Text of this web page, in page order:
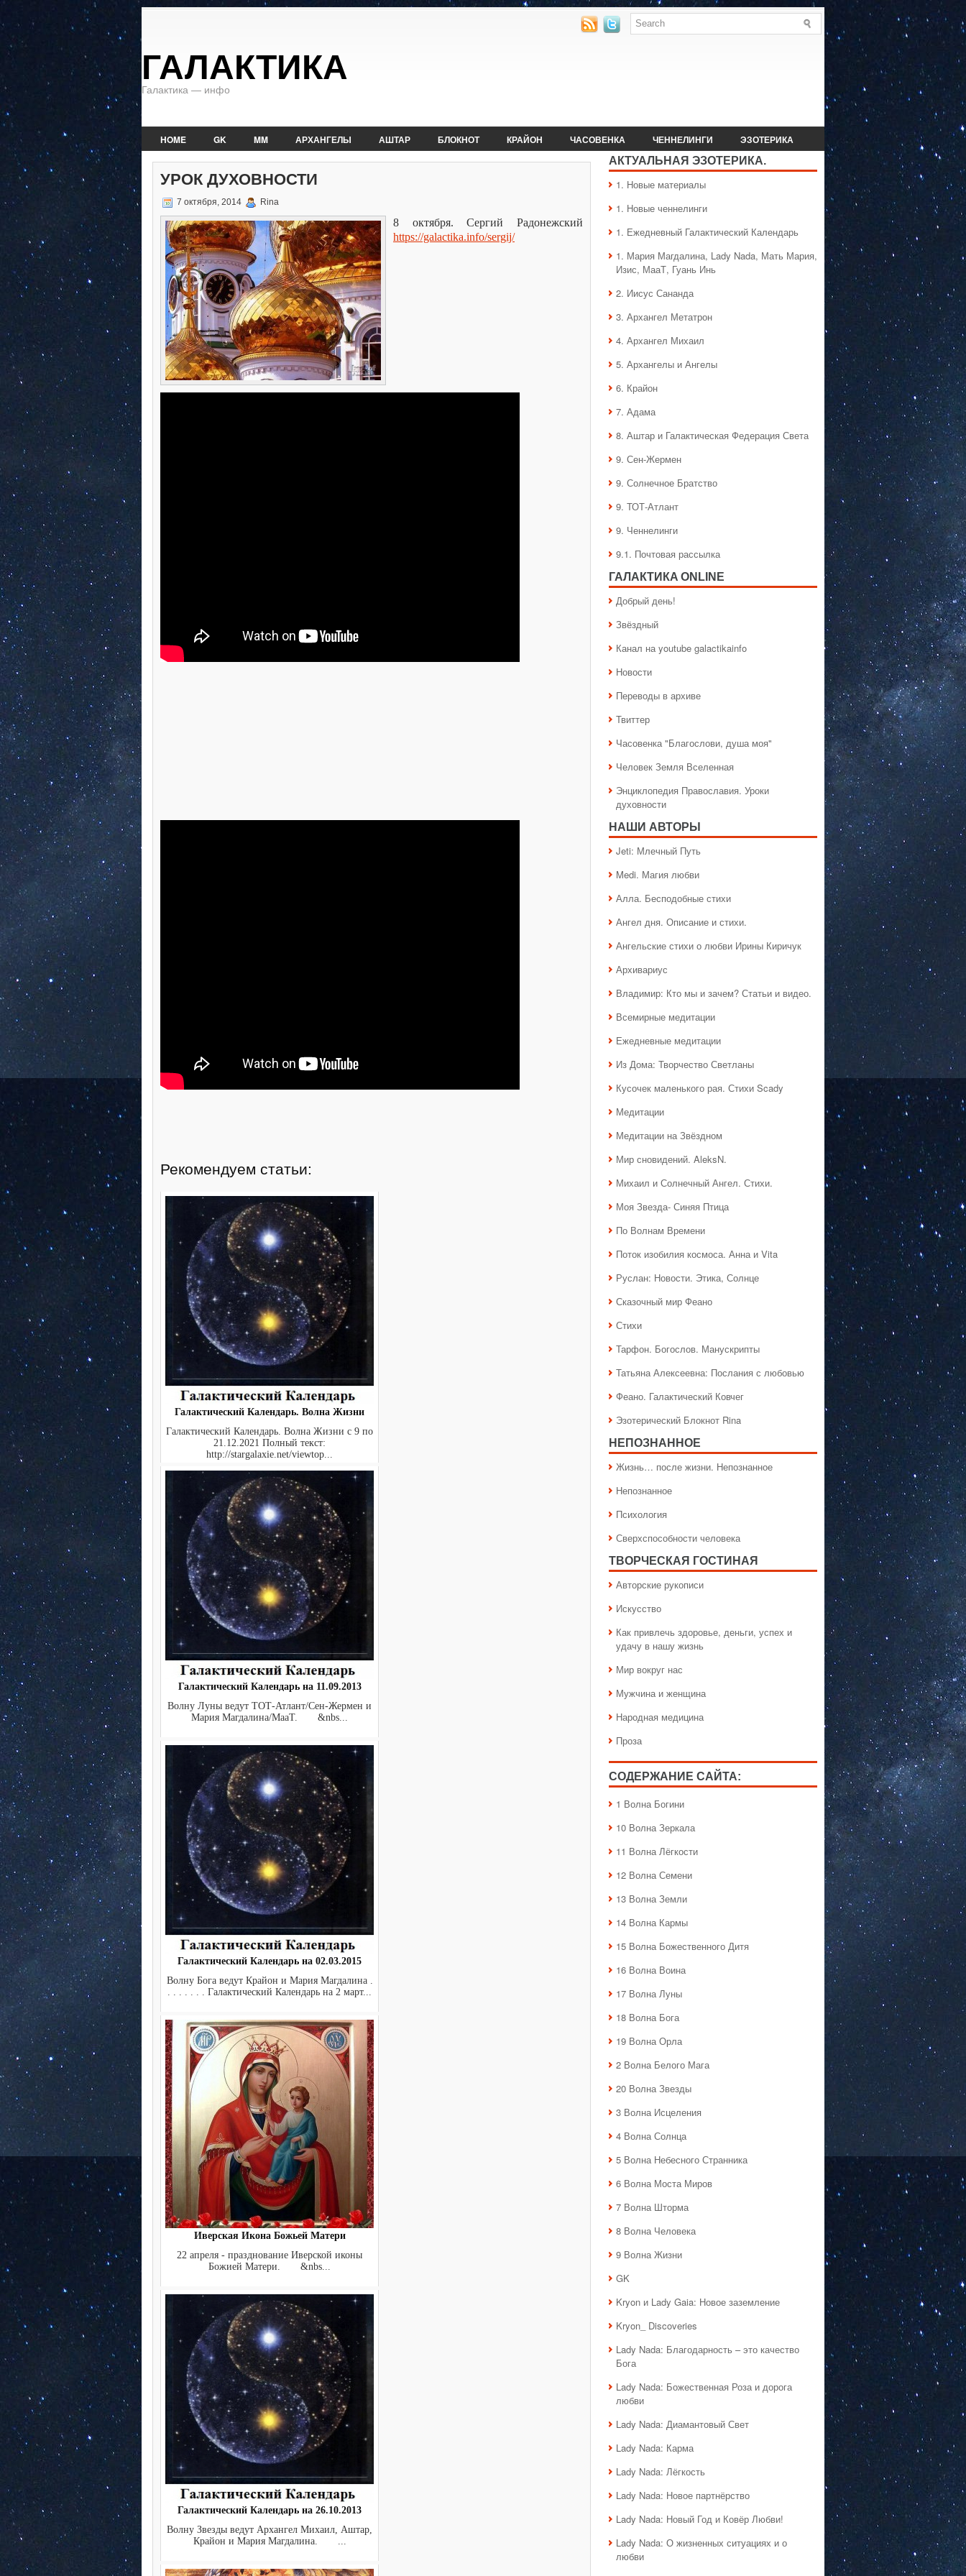
ГАЛАКТИКА
Галактика — инфо
HOME GK MM АРХАНГЕЛЫ АШТАР БЛОКНОТ КРАЙОН ЧАСОВЕНКА ЧЕННЕЛИНГИ ЭЗОТЕРИКА
УРОК ДУХОВНОСТИ
7 октября, 2014 Rina
8 октября. Сергий Радонежский
https://galactika.info/sergij/
Рекомендуем статьи:
Галактический Календарь. Волна Жизни
Галактический Календарь. Волна Жизни с 9 по
21.12.2021 Полный текст:
http://stargalaxie.net/viewtop...
Галактический Календарь на 11.09.2013
Волну Луны ведут ТОТ-Атлант/Сен-Жермен и
Мария Магдалина/МааТ. &nbs...
Галактический Календарь на 02.03.2015
Волну Бога ведут Крайон и Мария Магдалина .
. . . . . . . Галактический Календарь на 2 март...
Иверская Икона Божьей Матери
22 апреля - празднование Иверской иконы
Божией Матери. &nbs...
Галактический Календарь на 26.10.2013
Волну Звезды ведут Архангел Михаил, Аштар,
Крайон и Мария Магдалина. ...
АКТУАЛЬНАЯ ЭЗОТЕРИКА.
1. Hовые материалы
1. Hовые ченнелинги
1. Ежедневный Галактический Календарь
1. Мария Магдалина, Lady Nada, Мать Мария,
Изис, МааТ, Гуань Инь
2. Иисус Сананда
3. Архангел Метатрон
4. Архангел Михаил
5. Архангелы и Ангелы
6. Крайон
7. Адама
8. Аштар и Галактическая Федерация Света
9. Сен-Жермен
9. Солнечное Братство
9. ТОТ-Атлант
9. Ченнелинги
9.1. Почтовая рассылка
ГАЛАКТИКA ONLINE
Добрый день!
Звёздный
Канал на youtube galactikainfo
Новости
Переводы в архиве
Твиттер
Часовенка "Благослови, душа моя"
Человек Земля Вселенная
Энциклопедия Православия. Уроки
духовности
НАШИ АВТОРЫ
Jeti: Млечный Путь
Medi. Магия любви
Алла. Бесподобные стихи
Ангел дня. Описание и стихи.
Ангельские стихи о любви Ирины Киричук
Архивариус
Владимир: Кто мы и зачем? Статьи и видео.
Всемирные медитации
Ежедневные медитации
Из Дома: Творчество Светланы
Кусочек маленького рая. Стихи Scady
Медитации
Медитации на Звёздном
Мир сновидений. AleksN.
Михаил и Солнечный Ангел. Стихи.
Моя Звезда- Синяя Птица
По Волнам Времени
Поток изобилия космоса. Анна и Vita
Руслан: Новости. Этика, Солнце
Сказочный мир Феано
Стихи
Тарфон. Богослов. Манускрипты
Татьяна Алексеевна: Послания с любовью
Феано. Галактический Ковчег
Эзотерический Блокнот Rina
НЕПОЗНАННОЕ
Жизнь… после жизни. Непознанное
Непознанное
Психология
Сверхспособности человека
ТВОРЧЕСКАЯ ГОСТИНАЯ
Авторские рукописи
Искусство
Как привлечь здоровье, деньги, успех и
удачу в нашу жизнь
Мир вокруг нас
Мужчина и женщина
Народная медицина
Проза
СОДЕРЖАНИЕ САЙТА:
1 Волна Богини
10 Волна Зеркала
11 Волна Лёгкости
12 Волна Семени
13 Волна Земли
14 Волна Кармы
15 Волна Божественного Дитя
16 Волна Воина
17 Волна Луны
18 Волна Бога
19 Волна Орла
2 Волна Белого Мага
20 Волна Звезды
3 Волна Исцеления
4 Волна Солнца
5 Волна Небесного Странника
6 Волна Моста Миров
7 Волна Шторма
8 Волна Человека
9 Волна Жизни
GK
Kryon и Lady Gaia: Новое заземление
Kryon_ Discoveries
Lady Nada: Благодарность – это качество
Бога
Lady Nada: Божественная Роза и дорога
любви
Lady Nada: Диамантовый Свет
Lady Nada: Карма
Lady Nada: Лёгкость
Lady Nada: Новое партнёрство
Lady Nada: Новый Год и Ковёр Любви!
Lady Nada: О жизненных ситуациях и о
любви